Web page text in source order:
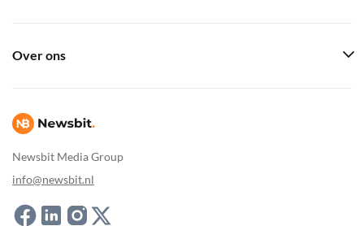
Newsbit Media Group
info@newsbit.nl
Over ons